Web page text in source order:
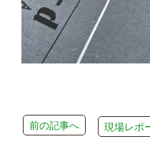
前の記事へ 現場レポ